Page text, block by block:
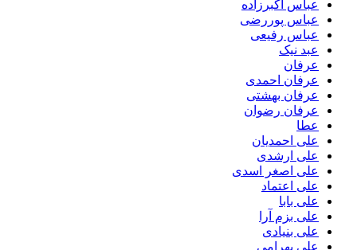
عباس اکبرزاده
عباس پوررضی
عباس رفیعی
عبد نیک
عرفان
عرفان احمدی
عرفان بهشتی
عرفان رضوان
عطا
علی احمدیان
علی ارشدی
علی اصغر اسدی
علی اعتماد
علی بابا
علی بزم آرا
علی بنیادی
علی بهرامی